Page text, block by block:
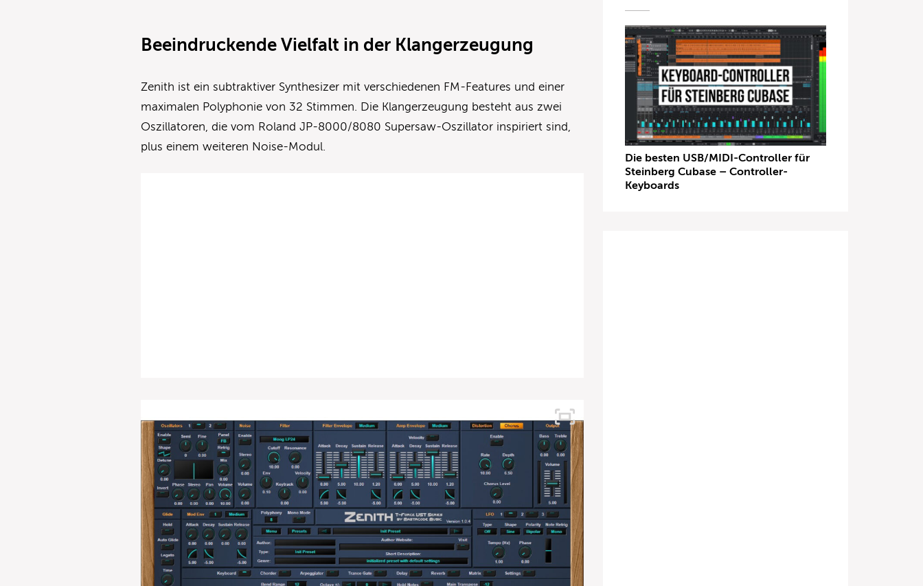
Beeindruckende Vielfalt in der Klangerzeugung
Zenith ist ein subtraktiver Synthesizer mit verschiedenen FM-Features und einer
maximalen Polyphonie von 32 Stimmen. Die Klangerzeugung besteht aus zwei
Oszillatoren, die vom Roland JP-8000/8080 Supersaw-Oszillator inspiriert sind,
plus einem weiteren Noise-Modul.
Die besten USB/MIDI-Controller für
Steinberg Cubase – Controller-
Keyboards